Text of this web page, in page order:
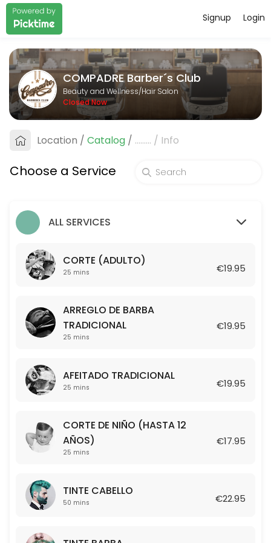
About COMPADRE Barber&#xb4;s
COMPADRE Barber&#xb4;s Club is a professional Hair Salon
Services Offered
AFEITADO TRADICIONAL
25 min · EUR19.95
25 min · EUR19.95
CORTE DE NI&Ntilde;O (HASTA 12
25 min · EUR17.95
25 min · EUR19.95
TINTE BARBA
50 min · EUR21.95
TINTE CABELLO
COMBO: CORTE + AFEITADO
50 min · EUR39.95
Login
Signup
COMPADRE Barber´s Club
Beauty and Wellness/Hair Salon
Closed Now
Location / Catalog / ......... / Info
Choose a Service
ALL SERVICES
CORTE (ADULTO)
25 mins €19.95
ARREGLO DE BARBA
TRADICIONAL
25 mins
€19.95
AFEITADO TRADICIONAL
25 mins €19.95
CORTE DE NIÑO (HASTA 12
AÑOS)
25 mins
€17.95
TINTE CABELLO
50 mins €22.95